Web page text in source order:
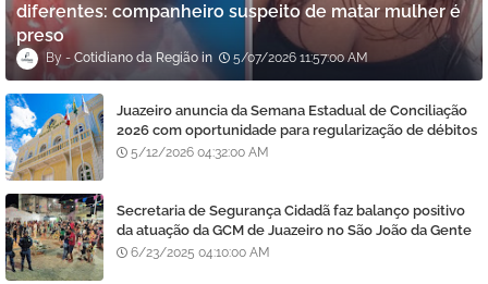
diferentes: companheiro suspeito de matar mulher é
preso
Cotidiano da Região 5/07/2026 11:57:00 AM
Juazeiro anuncia da Semana Estadual de Conciliação
2026 com oportunidade para regularização de débitos
5/12/2026 04:32:00 AM
Secretaria de Segurança Cidadã faz balanço positivo
da atuação da GCM de Juazeiro no São João da Gente
6/23/2025 04:10:00 AM